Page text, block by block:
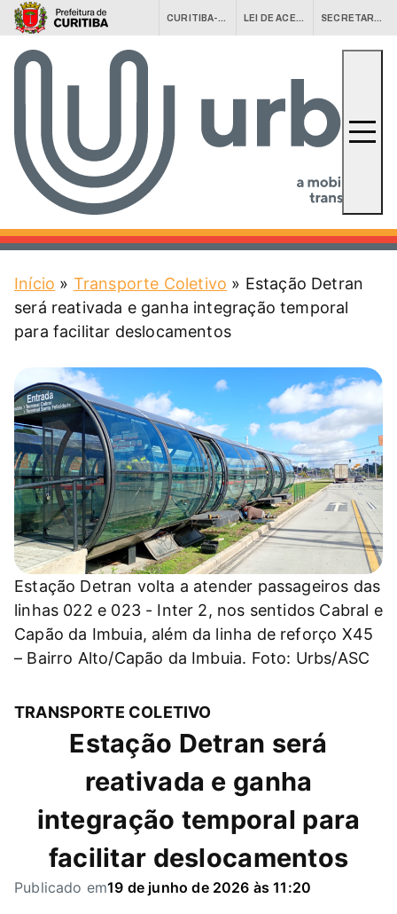
CURITIBA-OUVE LEI DE ACESSO À INFORMAÇÃO (LAI) SECRETARIAS MUNICIPAIS
Conheça a URBS
Serviços
URBS Agora
Central 156
Início » Transporte Coletivo » Estação Detran
será reativada e ganha integração temporal
para facilitar deslocamentos
Estação Detran volta a atender passageiros das
linhas 022 e 023 - Inter 2, nos sentidos Cabral e
Capão da Imbuia, além da linha de reforço X45
– Bairro Alto/Capão da Imbuia. Foto: Urbs/ASC
TRANSPORTE COLETIVO
Estação Detran será
reativada e ganha
integração temporal para
facilitar deslocamentos
Publicado em19 de junho de 2026 às 11:20